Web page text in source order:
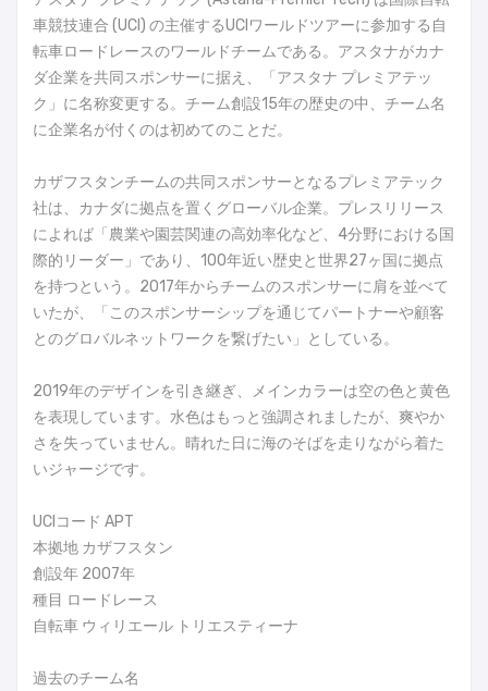
車競技連合 (UCI) の主催するUCIワールドツアーに参加する自
転車ロードレースのワールドチームである。アスタナがカナ
ダ企業を共同スポンサーに据え、「アスタナ プレミアテッ
ク」に名称変更する。チーム創設15年の歴史の中、チーム名
に企業名が付くのは初めてのことだ。
カザフスタンチームの共同スポンサーとなるプレミアテック
社は、カナダに拠点を置くグローバル企業。プレスリリース
によれば「農業や園芸関連の高効率化など、4分野における国
際的リーダー」であり、100年近い歴史と世界27ヶ国に拠点
を持つという。2017年からチームのスポンサーに肩を並べて
いたが、「このスポンサーシップを通じてパートナーや顧客
とのグロバルネットワークを繋げたい」としている。
2019年のデザインを引き継ぎ、メインカラーは空の色と黄色
を表現しています。水色はもっと強調されましたが、爽やか
さを失っていません。晴れた日に海のそばを走りながら着た
いジャージです。
UCIコード APT
本拠地 カザフスタン
創設年 2007年
種目 ロードレース
自転車 ウィリエール トリエスティーナ
過去のチーム名